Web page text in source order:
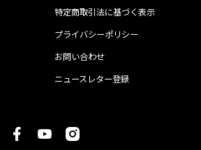
特定商取引法に基づく表示
プライバシーポリシー
お問い合わせ
ニュースレター登録